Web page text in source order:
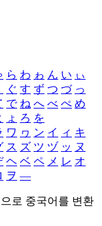
ら わ ゎ ん い ぃ
ぐ す ず つ づ っ
で ね へ べ ぺ め
ょ ろ を
ワ ヮ ン イ ィ キ
ス ズ ツ ヅ ッ ヌ
ヘ ベ ペ メ レ オ
ヲ ―
로 중국어를 변환